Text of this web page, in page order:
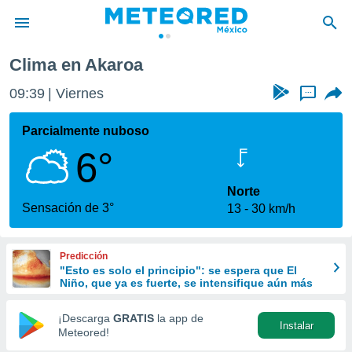
de
ha sido
que se
calidad.
a este
las
y
forma
digital
basada
Clima en Akaroa
09:39 Viernes ...
Parcialmente nuboso
6°
Sensación de 3°
Norte
13
30 km/h
Predicción
"Esto es solo el principio": se espera que El
Niño, que ya es fuerte, se intensifique aún más
¡Descarga GRATIS la app de
Meteored!
Instalar